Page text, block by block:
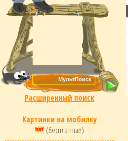
Расширенный поиск
Картинки на мобилку
(бесплатные)